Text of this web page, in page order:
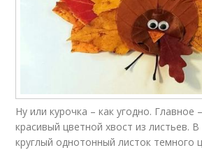
Ну или курочка – как угодно. Главное
красивый цветной хвост из листьев.
круглый однотонный листок темного